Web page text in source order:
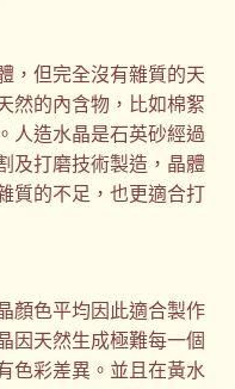
，但完全沒有雜質的天
然的內含物，比如棉絮
人造水晶是石英砂經過
及打磨技術製造，晶體
質的不足，也更適合打
顏色平均因此適合製作
因天然生成極難每一個
色彩差異。並且在黃水